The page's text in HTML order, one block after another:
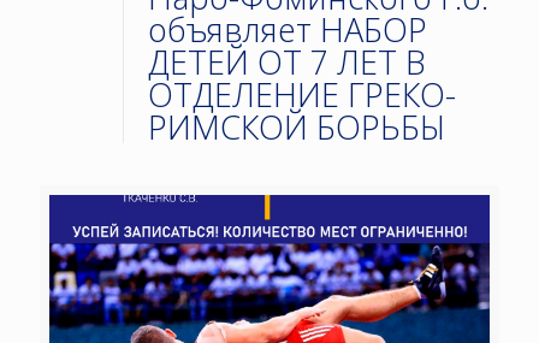
объявляет НАБОР
ДЕТЕЙ ОТ 7 ЛЕТ В
ОТДЕЛЕНИЕ ГРЕКО-
РИМСКОЙ БОРЬБЫ